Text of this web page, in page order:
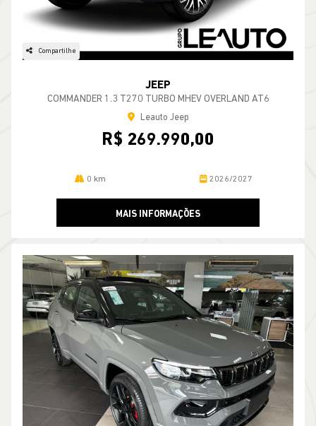
Compartilhe
JEEP
COMMANDER 1.3 T270 TURBO MHEV OVERLAND AT6
Leauto Jeep
R$ 269.990,00
0 km 2026/2027
MAIS INFORMAÇÕES